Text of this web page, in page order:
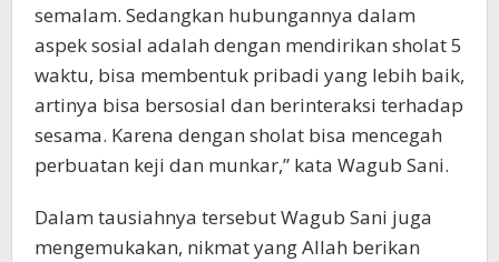
semalam. Sedangkan hubungannya dalam
aspek sosial adalah dengan mendirikan sholat 5
waktu, bisa membentuk pribadi yang lebih baik,
artinya bisa bersosial dan berinteraksi terhadap
sesama. Karena dengan sholat bisa mencegah
perbuatan keji dan munkar,” kata Wagub Sani.
Dalam tausiahnya tersebut Wagub Sani juga
mengemukakan, nikmat yang Allah berikan